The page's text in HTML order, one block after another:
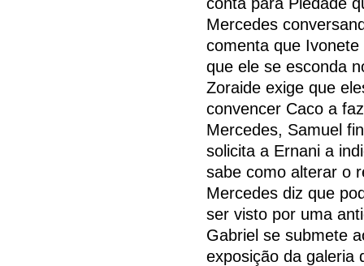
Mercedes
comenta que
que ele se esconda
Zoraide exige que
convencer Caco a
Mercedes, Samuel
solicita a Ernani a
sabe como alterar o
Mercedes diz que
ser visto por uma
Gabriel se submete
exposição da galeria